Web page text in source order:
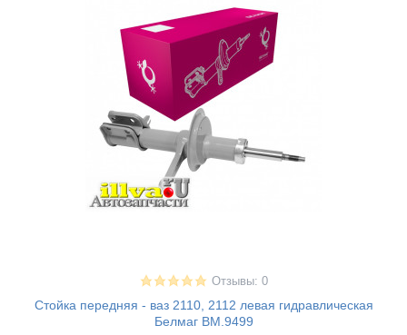
Отзывы: 0
Стойка передняя - ваз 2110, 2112 левая гидравлическая
Белмаг BM.9499